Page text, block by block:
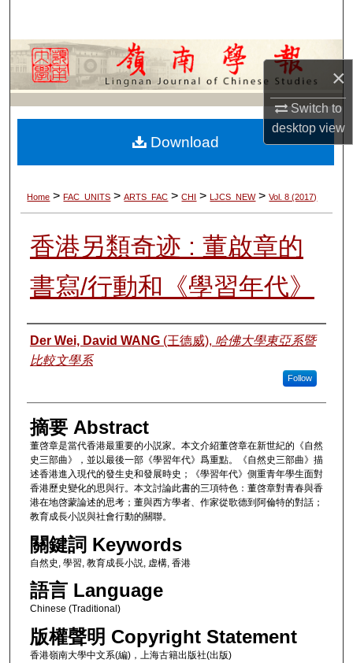
×
Switch to
desktopview
Browse Collections
My Account
About
Home > FAC_UNITS > ARTS_FAC > CHI > LJCS_NEW > Vol. 8 (2017)
香港另類奇迹 : 董啟章的
書寫/行動和《學習年代》
Authors
Der Wei, David WANG(王德威), 哈佛大學東亞系暨
比較文學系
Follow
摘要 Abstract
董啓章是當代香港最重要的小説家。本文介紹董啓章在新世紀的《自然
史三部曲》，並以最後一部《學習年代》爲重點。《自然史三部曲》描
述香港進入現代的發生史和發展時史；《學習年代》側重青年學生面對
香港歷史變化的思與行。本文討論此書的三項特色：董啓章對青春與香
港在地啓蒙論述的思考；董與西方學者、作家從歌德到阿倫特的對話；
教育成長小説與社會行動的關聯。
關鍵詞 Keywords
自然史, 學習, 教育成長小説, 虚構, 香港
語言 Language
Chinese (Traditional)
版權聲明 Copyright Statement
香港嶺南大學中文系(編)，上海古籍出版社(出版)
Download